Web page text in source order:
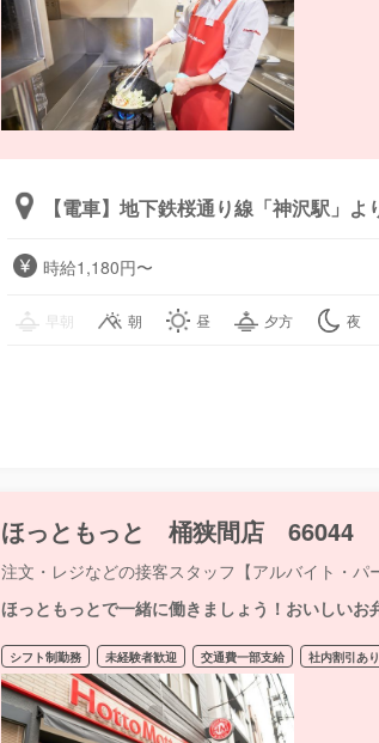
【電車】地下鉄桜通り線「神沢駅」よ
時給1,180円〜
早朝 朝 昼 夕方 夜
ほっともっと 桶狭間店 66044
注文・レジなどの接客スタッフ【アルバイト・パ
ほっともっとで一緒に働きましょう！おいしい
シフト制勤務 未経験者歓迎 交通費一部支給 社内割引あり